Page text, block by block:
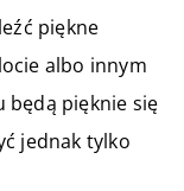
piękne
albo innym
będą pięknie się
jednak tylko